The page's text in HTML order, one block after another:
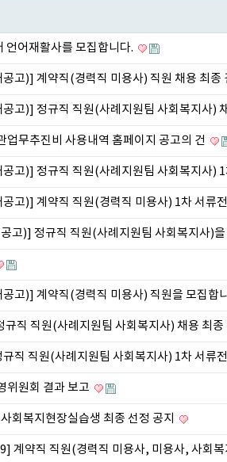
언어재활사를 모집합니다.
고)] 계약직(경력직 미용사) 직원 채용 최종
고)] 정규직 직원(사례지원팀 사회복지사)
업무추진비 사용내역 홈페이지 공고의 건
고)] 정규직 직원(사례지원팀 사회복지사)
고)] 계약직 직원(경력직 미용사) 1차 서류
고)] 정규직 직원(사례지원팀 사회복지사)
고)] 계약직(경력직 미용사) 직원을 모집합
규직 직원(사례지원팀 사회복지사) 채용 최
직 직원(사례지원팀 사회복지사) 1차 서류
위원회 결과 보고
회복지현장실습생 최종 선정 공지
계약직 직원(경력직 미용사, 미용사, 사회